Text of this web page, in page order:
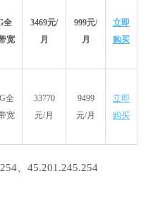
全
宽
3469元/
月
999元/
月
立即
购买
全
宽
33770
元/月
9499
元/月
立即
购买
、45.201.245.254